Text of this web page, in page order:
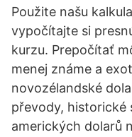
Použite našu
vypočítajte si
kurzu. Prepočítať
menej známe a
novozélandské
převody, historické
amerických dolarů